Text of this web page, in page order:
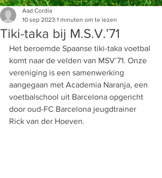
Tiki-taka bij M.S.V.’71
Aad Cordia
10 sep 2023 1 minuten om te lezen
Het beroemde Spaanse tiki-taka voetbal
komt naar de velden van MSV’71. Onze
vereniging is een samenwerking
aangegaan met Academia Naranja, een
voetbalschool uit Barcelona opgericht
door oud-FC Barcelona jeugdtrainer
Rick van der Hoeven.